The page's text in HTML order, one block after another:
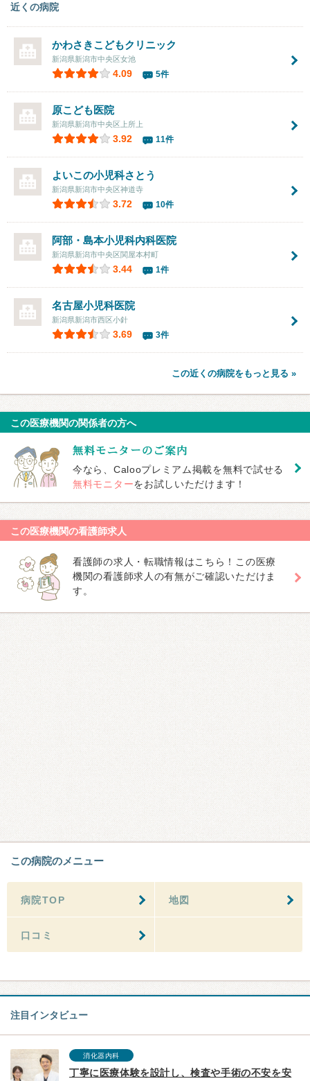
近くの病院
かわさきこどもクリニック
新潟県新潟市中央区女池
4.09 5件
原こども医院
新潟県新潟市中央区上所上
3.92 11件
よいこの小児科さとう
新潟県新潟市中央区神道寺
3.72 10件
阿部・島本小児科内科医院
新潟県新潟市中央区関屋本村町
3.44 1件
名古屋小児科医院
新潟県新潟市西区小針
3.69 3件
この近くの病院をもっと見る »
この医療機関の関係者の方へ
今なら、Calooプレミアム掲載を無料で試せる
無料モニターをお試しいただけます！
この医療機関の看護師求人
看護師の求人・転職情報はこちら！この医療
機関の看護師求人の有無がご確認いただけま
す。
この病院のメニュー
病院TOP 地図
口コミ
注目インタビュー
消化器内科
丁寧に医療体験を設計し、検査や手術の不安を安